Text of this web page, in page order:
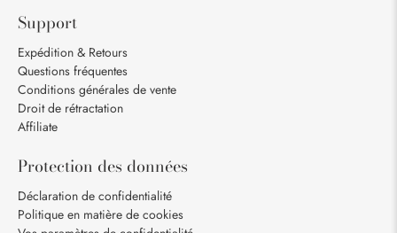
Support
Expédition & Retours
Questions fréquentes
Conditions générales de vente
Droit de rétractation
Affiliate
Protection des données
Déclaration de confidentialité
Politique en matière de cookies